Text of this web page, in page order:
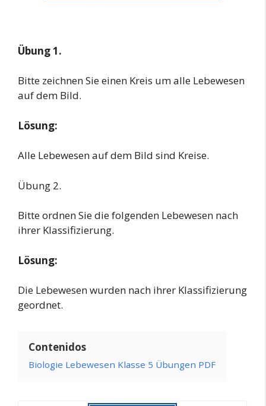
Übung 1.
Bitte zeichnen Sie einen Kreis um alle Lebewesen
auf dem Bild.
Lösung:
Alle Lebewesen auf dem Bild sind Kreise.
Übung 2.
Bitte ordnen Sie die folgenden Lebewesen nach
ihrer Klassifizierung.
Lösung:
Die Lebewesen wurden nach ihrer Klassifizierung
geordnet.
Contenidos
Biologie Lebewesen Klasse 5 Übungen PDF